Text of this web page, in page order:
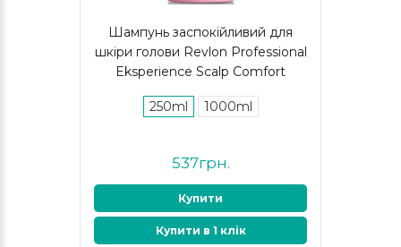
Шампунь заспокійливий для
шкіри голови Revlon Professional
Eksperience Scalp Comfort
250ml 1000ml
537грн.
Купити
Купити в 1 клік